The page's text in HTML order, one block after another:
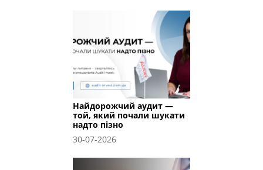
Найдорожчий аудит —
той, який почали шукати
надто пізно
30-07-2026